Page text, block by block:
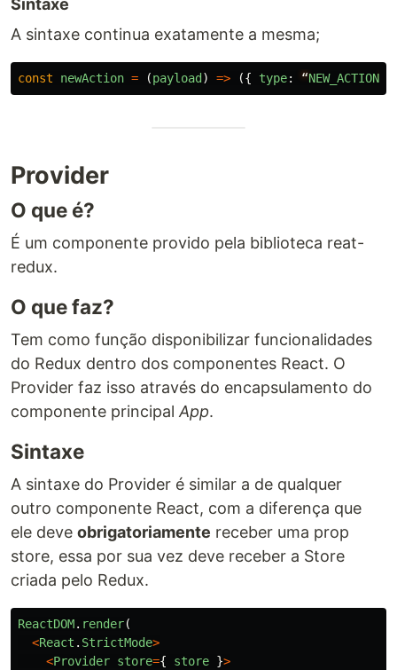
Sintaxe
A sintaxe continua exatamente a mesma;
const newAction = (payload ) => ({ type: “NEW_ACTION
Provider
O que é?
É um componente provido pela biblioteca reat-
redux.
O que faz?
Tem como função disponibilizar funcionalidades
do Redux dentro dos componentes React. O
Provider faz isso através do encapsulamento do
componente principal App.
Sintaxe
A sintaxe do Provider é similar a de qualquer
outro componente React, com a diferença que
ele deve obrigatoriamente receber uma prop
store, essa por sua vez deve receber a Store
criada pelo Redux.
ReactDOM. render(
<React . StrictMode>
<Provider store={ store }>